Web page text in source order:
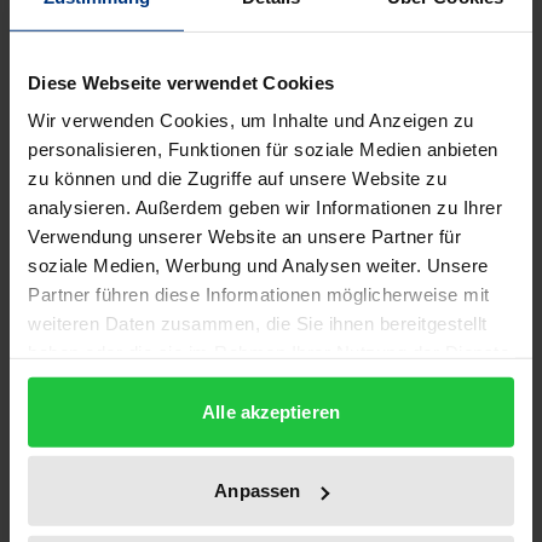
Diese Webseite verwendet Cookies
Wir verwenden Cookies, um Inhalte und Anzeigen zu
personalisieren, Funktionen für soziale Medien anbieten
zu können und die Zugriffe auf unsere Website zu
analysieren. Außerdem geben wir Informationen zu Ihrer
Verwendung unserer Website an unsere Partner für
soziale Medien, Werbung und Analysen weiter. Unsere
Partner führen diese Informationen möglicherweise mit
weiteren Daten zusammen, die Sie ihnen bereitgestellt
gesammelt haben.
Alle akzeptieren
Anpassen
Die Autorin untersucht vor der anhaltenden
bereichsspezifischen und allgemeinen
Datenschutzrechts die bestehenden Vorschriften
für den E-Commerce auf die Frage hin, ob diese
ausreichenden Schutz für den Online-Kunden bieten
können. Dabei werden für das Beispiel des Online-
Einkaufs international geltende Rechtsquellen sowie
die deutsche und österreichische Gesetzgebung
erläutert.
Die Arbeit erforscht, inwieweit ein verändertes
Konzept des Datenschutzrechts insbesondere durch
die Übertragung von Sanktionierungsgedanken und